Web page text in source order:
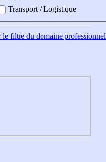
Transport / Logistique
le filtre du domaine professionnel